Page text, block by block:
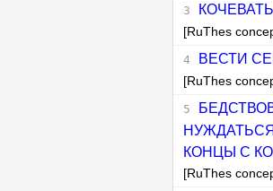
КОЧЕВАТЬ
[RuThes
ВЕСТИ
[RuThes
НУЖДАТЬСЯ
КОНЦЫ С
[RuThes